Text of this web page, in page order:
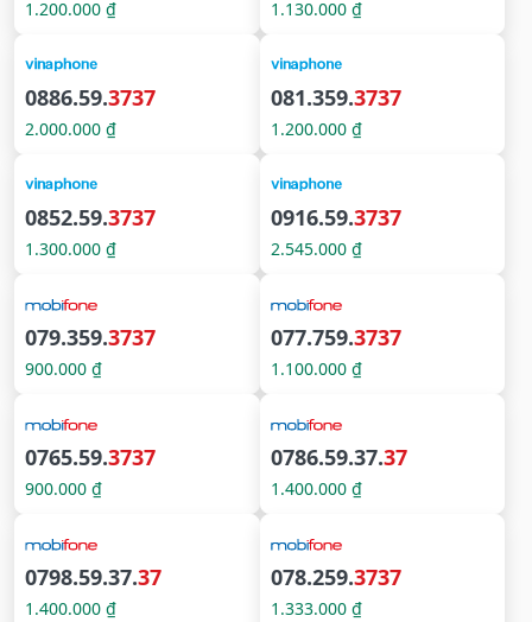
1.200.000 ₫ 1.130.000 ₫
0886.59.3737
2.000.000 ₫
081.359.3737
1.200.000 ₫
0852.59.3737
1.300.000 ₫
0916.59.3737
2.545.000 ₫
079.359.3737
900.000 ₫
077.759.3737
1.100.000 ₫
0765.59.3737
900.000 ₫
0786.59.37.37
1.400.000 ₫
0798.59.37.37
1.400.000 ₫
078.259.3737
1.333.000 ₫